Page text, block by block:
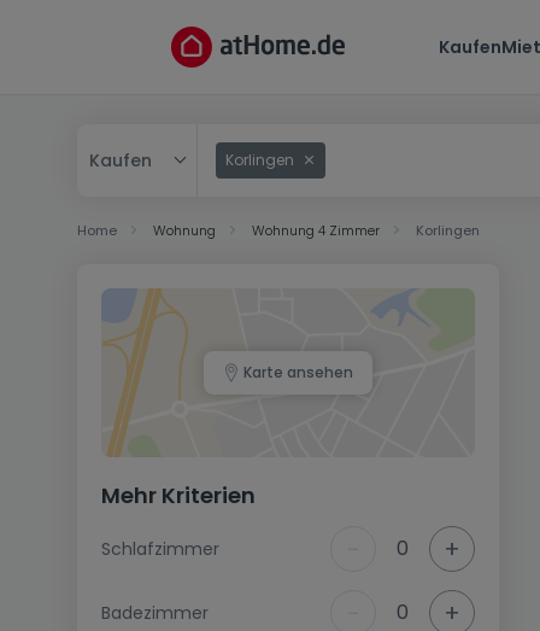
Kaufen
Kaufen Korlingen
Home Wohnung Wohnung 4 Zimmer Korlingen
Karte ansehen
Mehr Kriterien
Schlafzimmer 0 +
Badezimmer 0 +